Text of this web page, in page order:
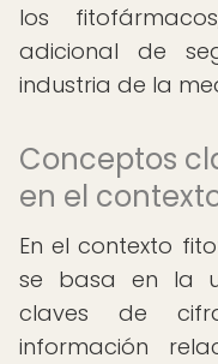
los
adicional de
industria de la
Conceptos
en el
En el contexto
se basa en la
claves de
información